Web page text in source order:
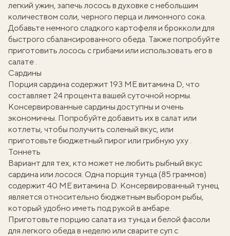
легкий ужин, запечьлосось в духовке с небольшим
количеством соли, черного перца и лимонного сока.
Добавьте немного сладкого картофеля и брокколидля
быстрого сбалансированного обеда. Также попробуйте
приготовитьлосось с грибами или использовать его в
салате .
Сардины
Порция сардина содержит 193 МЕ витамина D, что
составляет 24 процента вашей суточной нормы.
Консервированные сардины доступны и очень
экономичны. Попробуйте добавить их в салат или
котлеты, чтобы получить соленый вкус, или
приготовьте бюджетный пирогили грибную уху .
Тоннеть
Вариант для тех, кто может не любить рыбный вкус
сардина или лосося. Одна порция тунца (85 граммов)
содержит 40 МЕ витамина D. Консервированный тунец
является относительно бюджетным выбором рыбы,
который удобно иметь под рукой в амбаре.
Приготовьте порцию салата из тунца и белой фасоли
для легкого обеда в неделю или сварите суп с